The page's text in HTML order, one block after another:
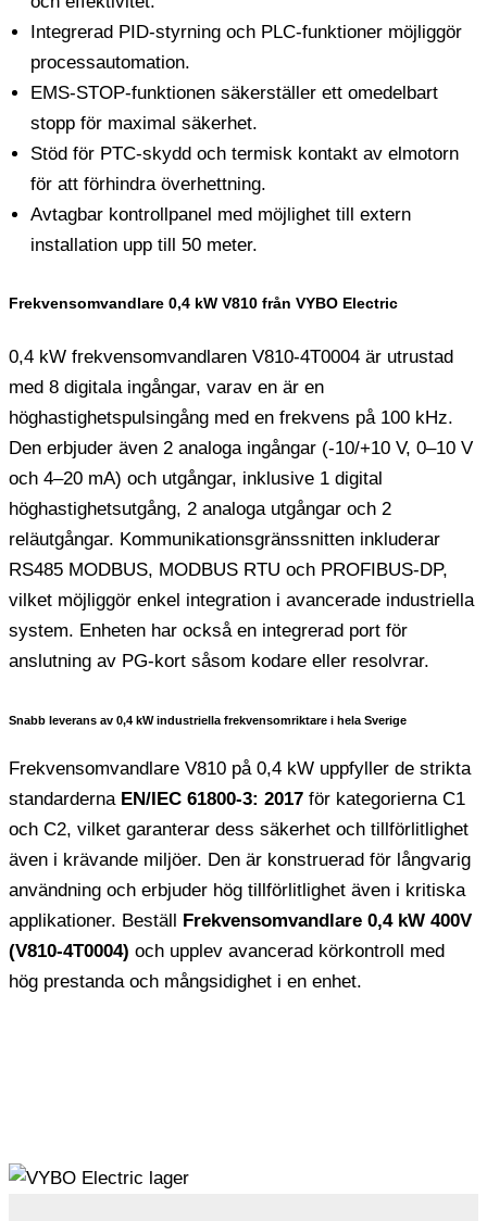
Integrerad PID-styrning och PLC-funktioner möjliggör
processautomation.
EMS-STOP-funktionen säkerställer ett omedelbart
stopp för maximal säkerhet.
Stöd för PTC-skydd och termisk kontakt av elmotorn
för att förhindra överhettning.
Avtagbar kontrollpanel med möjlighet till extern
installation upp till 50 meter.
Frekvensomvandlare 0,4 kW V810 från VYBO Electric
0,4 kW frekvensomvandlaren V810-4T0004 är utrustad
med 8 digitala ingångar, varav en är en
höghastighetspulsingång med en frekvens på 100 kHz.
Den erbjuder även 2 analoga ingångar (-10/+10 V, 0–10 V
och 4–20 mA) och utgångar, inklusive 1 digital
höghastighetsutgång, 2 analoga utgångar och 2
reläutgångar. Kommunikationsgränssnitten inkluderar
RS485 MODBUS, MODBUS RTU och PROFIBUS-DP,
vilket möjliggör enkel integration i avancerade industriella
system. Enheten har också en integrerad port för
anslutning av PG-kort såsom kodare eller resolvrar.
Snabb leverans av 0,4 kW industriella frekvensomriktare i hela Sverige
Frekvensomvandlare V810 på 0,4 kW uppfyller de strikta
standarderna EN/IEC 61800-3: 2017 för kategorierna C1
och C2, vilket garanterar dess säkerhet och tillförlitlighet
även i krävande miljöer. Den är konstruerad för långvarig
användning och erbjuder hög tillförlitlighet även i kritiska
applikationer. Beställ Frekvensomvandlare 0,4 kW 400V
(V810-4T0004) och upplev avancerad körkontroll med
hög prestanda och mångsidighet i en enhet.